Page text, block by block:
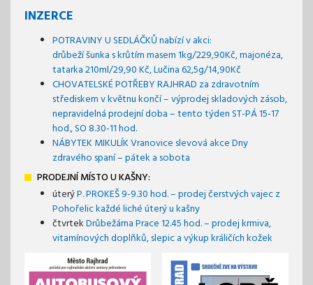
INZERCE
POTRAVINY U SEDLÁČKŮ nabízí v akci:
drůbeží šunka s krůtím masem 1kg/229,90Kč, majonéza,
tatarka 210ml/29,90 Kč, Lučina 62,5g/14,90Kč
CHOVATELSKÉ POTŘEBY RAJHRAD za zdravotním
střediskem v květnu končí – výprodej skladových zásob,
nepravidelná prodejní doba – tento týden ST-PÁ 15-17
hod., SO 8.30-11 hod.
NÁBYTEK MIKULÍK Vranovice slevová akce Dny
zdravého spaní – pátek a sobota
PRODEJNÍ MÍSTO U KAŠNY:
úterýP. PROKEŠ 9-9.30 hod. – prodej čerstvých vajec z
Pohořelic každé liché úterý u kašny
čtvrtekDrůbežárna Prace 12.45 hod. – prodej krmiva,
vitamínových doplňků, slepic a výkup králičích kožek